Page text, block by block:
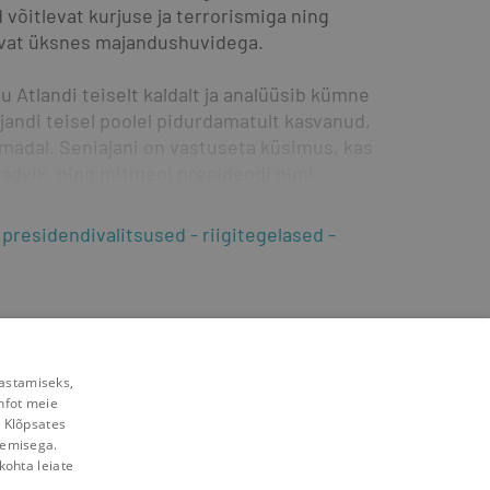
võitlevat kurjuse ja terrorismiga ning
üksnes majandushuvidega.
Atlandi teiselt kaldalt ja analüüsib kümne
teisel poolel pidurdamatult kasvanud,
presidendivalitsused
riigitegelased
meie
leiate